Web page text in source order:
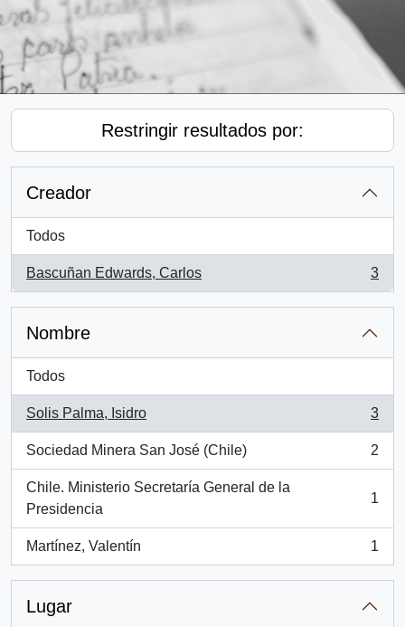
Restringir resultados por:
Creador
Todos
Bascuñan Edwards, Carlos
, 3 resultados
3
Nombre
Todos
Solis Palma, Isidro
, 3 resultados
3
Sociedad Minera San José (Chile)
, 2 resultados
2
Chile. Ministerio Secretaría General de la
Presidencia
, 1 resultados
1
Martínez, Valentín
, 1 resultados
1
Lugar